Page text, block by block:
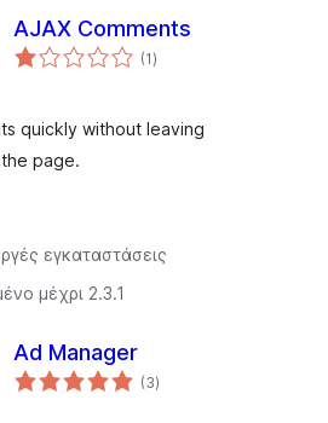
AJAX Comments
(1αξιολογήσεις
σύνολο
)
quickly without leaving
page.
εγκαταστάσεις
μέχρι 2.3.1
Ad Manager
(3αξιολογήσεις
σύνολο
)